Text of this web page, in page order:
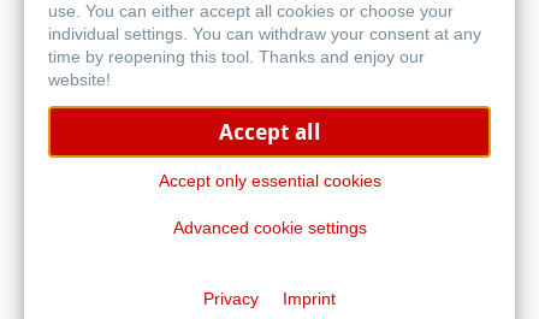
Skizzenbücher
use. You can either accept all cookies or choose your
individual settings. You can withdraw your consent at any
time by reopening this tool. Thanks and enjoy our
website!
Accept all
Accept only essential cookies
Advanced cookie settings
Privacy Imprint